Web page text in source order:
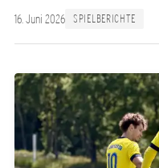
16. Juni 2026 SPIELBERICHTE